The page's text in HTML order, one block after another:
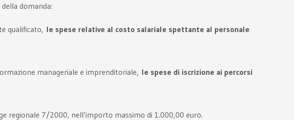
domanda:
qualificato, le spese relative al costo salariale spettante al personale
manageriale e imprenditoriale, le spese di iscrizione ai percorsi
regionale 7/2000, nell’importo massimo di 1.000,00 euro.